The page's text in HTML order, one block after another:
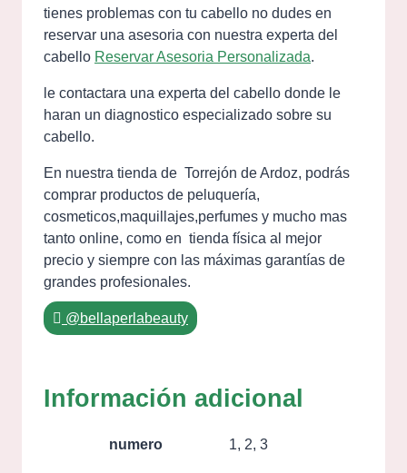
tienes problemas con tu cabello no dudes en
reservar una asesoria con nuestra experta del
cabello Reservar Asesoria Personalizada.
le contactara una experta del cabello donde le
haran un diagnostico especializado sobre su
cabello.
En nuestra tienda de Torrejón de Ardoz, podrás
comprar productos de peluquería,
cosmeticos,maquillajes,perfumes y mucho mas
tanto online, como en tienda física al mejor
precio y siempre con las máximas garantías de
grandes profesionales.
@bellaperlabeauty
Información adicional
numero 1, 2, 3